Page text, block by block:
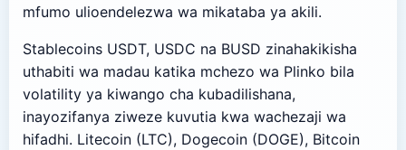
mfumo ulioendelezwa wa mikataba ya akili.
Stablecoins USDT, USDC na BUSD zinahakikisha
uthabiti wa madau katika mchezo wa Plinko bila
volatility ya kiwango cha kubadilishana,
inayozifanya ziweze kuvutia kwa wachezaji wa
hifadhi. Litecoin (LTC), Dogecoin (DOGE), Bitcoin